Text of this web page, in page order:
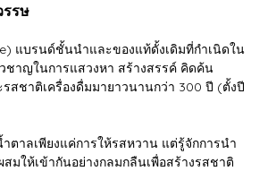
รรษ
แบรนด์ชั้นนำและของแท้ดั้งเดิมที่กำเนิดใน
ชาญในการแสวงหา สร้างสรรค์ คิดค้น
สชาติเครื่องดื่มมายาวนานกว่า 300 ปี (ตั้งปี
ตาลเพียงแค่การให้รสหวาน แต่รู้จักการนำ
มให้เข้ากันอย่างกลมกลืนเพื่อสร้างรสชาติ